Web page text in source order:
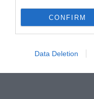
CONFIRM
Data Deletion